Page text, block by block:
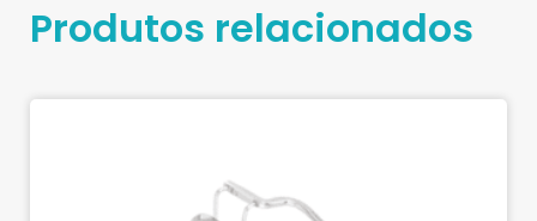
Produtos relacionados